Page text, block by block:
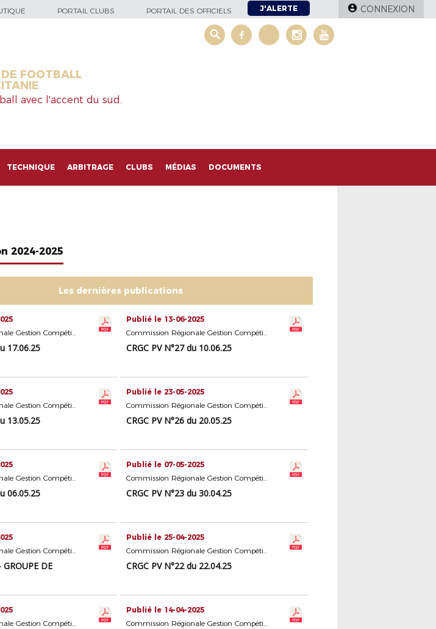
PORTAIL CLUBS PORTAIL DES OFFICIELS J'ALERTE CONNEXION
DE FOOTBALL
avec l'accent du sud.
TECHNIQUE ARBITRAGE CLUBS MÉDIAS DOCUMENTS
2024-2025
Les dernières publications
Commission Régionale Gestion Compétitions Seniors
17.06.25
Publié le 13-06-2025
Commission Régionale Gestion Compétitions Seniors
CRGC PV N°27 du 10.06.25
Commission Régionale Gestion Compétitions Seniors
13.05.25
Publié le 23-05-2025
Commission Régionale Gestion Compétitions Seniors
CRGC PV N°26 du 20.05.25
Commission Régionale Gestion Compétitions Seniors
06.05.25
Publié le 07-05-2025
Commission Régionale Gestion Compétitions Seniors
CRGC PV N°23 du 30.04.25
Commission Régionale Gestion Compétitions Seniors
DE
Publié le 25-04-2025
Commission Régionale Gestion Compétitions Seniors
CRGC PV N°22 du 22.04.25
Commission Régionale Gestion Compétitions Seniors
Publié le 14-04-2025
Commission Régionale Gestion Compétitions Seniors